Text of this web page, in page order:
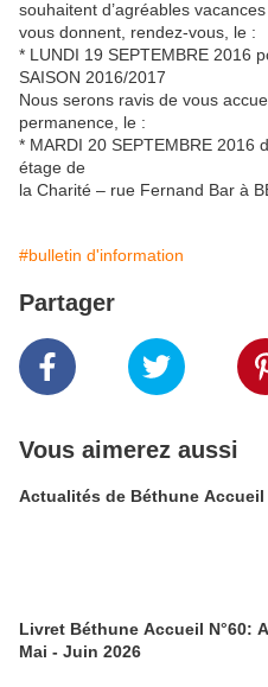
souhaitent d’agréables
vous donnent, rendez-vous, le :
* LUNDI 19 SEPTEMBRE 2016
SAISON 2016/2017
Nous serons ravis de vous
permanence, le :
* MARDI 20 SEPTEMBRE 2016
étage de
la Charité – rue Fernand Bar à
#bulletin d'information
Partager
Vous aimerez aussi
Actualités de Béthune Accueil
Livret Béthune Accueil N°60:
Mai - Juin 2026